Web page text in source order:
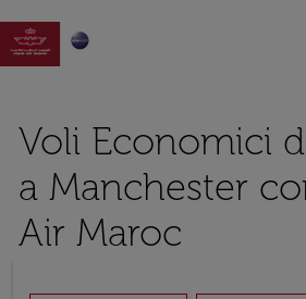

Voli Economici
a Manchester
Air Maroc